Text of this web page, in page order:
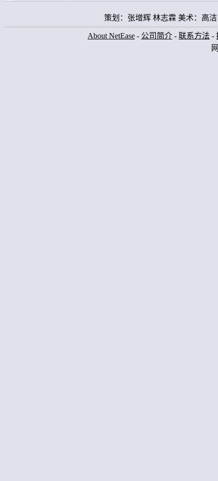
策划：张增辉 林志霖 美术：高
About NetEase - 公司简介 - 联系方法 -